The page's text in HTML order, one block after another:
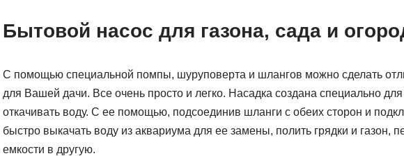
Бытовой насос для газона, сада и
С помощью специальной помпы, шуруповерта и шлангов можно сделать
для Вашей дачи. Все очень просто и легко. Насадка создана специально для
откачивать воду. С ее помощью, подсоединив шланги с обеих сторон и
быстро выкачать воду из аквариума для ее замены, полить грядки и газон,
емкости в другую.